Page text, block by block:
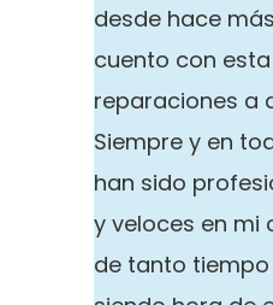
desde hace
cuento con
reparaciones a
Siempre y en
han sido
y veloces en mi
de tanto